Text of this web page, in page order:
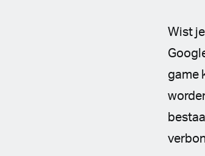
Wist
game